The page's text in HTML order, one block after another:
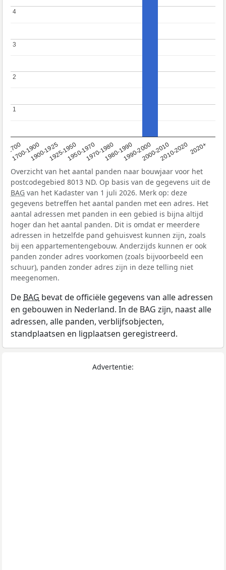
<1700
1700-19001900-19251925-19501950-19701970-19801980-19901990-20002000-20102010-20202020+
1
1
2
2
3
3
4
4
Overzicht van het aantal panden naar bouwjaar voor het
postcodegebied 8013 ND. Op basis van de gegevens uit de
BAG van het Kadaster van 1 juli 2026. Merk op: deze
gegevens betreffen het aantal panden met een adres. Het
aantal adressen met panden in een gebied is bijna altijd
hoger dan het aantal panden. Dit is omdat er meerdere
adressen in hetzelfde pand gehuisvest kunnen zijn, zoals
bij een appartementengebouw. Anderzijds kunnen er ook
panden zonder adres voorkomen (zoals bijvoorbeeld een
schuur), panden zonder adres zijn in deze telling niet
meegenomen.
De BAG bevat de officiële gegevens van alle adressen
en gebouwen in Nederland. In de BAG zijn, naast alle
adressen, alle panden, verblijfsobjecten,
standplaatsen en ligplaatsen geregistreerd.
Advertentie: